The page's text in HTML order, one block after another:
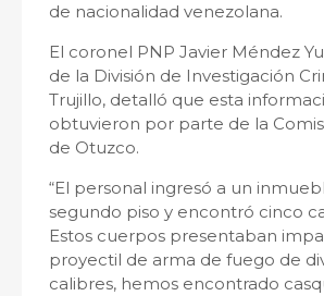
de nacionalidad venezolana.
El coronel PNP Javier Méndez
de la División de Investigación
Trujillo, detalló que esta
obtuvieron por parte de la
de Otuzco.
“El personal ingresó a un
segundo piso y encontró cinco
Estos cuerpos presentaban
proyectil de arma de fuego de
calibres, hemos encontrado